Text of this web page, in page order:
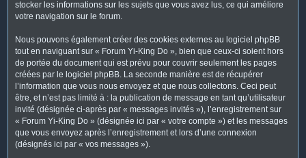
stocker les informations sur les sujets que vous avez lus, ce qui améliore
votre navigation sur le forum.
Nous pouvons également créer des cookies externes au logiciel phpBB
tout en naviguant sur « Forum Yi-King Do », bien que ceux-ci soient hors
de portée du document qui est prévu pour couvrir seulement les pages
créées par le logiciel phpBB. La seconde manière est de récupérer
l’information que vous nous envoyez et que nous collectons. Ceci peut
être, et n’est pas limité à : la publication de message en tant qu’utilisateur
invité (désignée ci-après par « messages invités »), l’enregistrement sur
« Forum Yi-King Do » (désignée ici par « votre compte ») et les messages
que vous envoyez après l’enregistrement et lors d’une connexion
(désignés ici par « vos messages »).